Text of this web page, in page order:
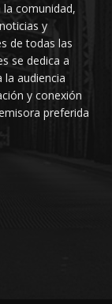
comunidad,
y
de todas las
se dedica a
audiencia
y conexión
preferida